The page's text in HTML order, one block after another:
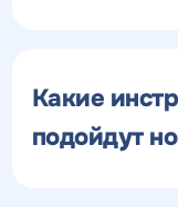
Какие
подойдут